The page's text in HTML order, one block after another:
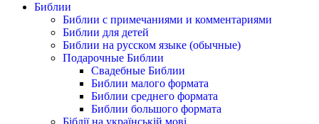
Библии
Библии с примечаниями и комментариями
Библии для детей
Библии на русском языке (обычные)
Подарочные Библии
Свадебные Библии
Библии малого формата
Библии среднего формата
Библии большого формата